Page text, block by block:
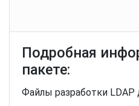
Подробная
пакете:
Файлы разработки LDAP